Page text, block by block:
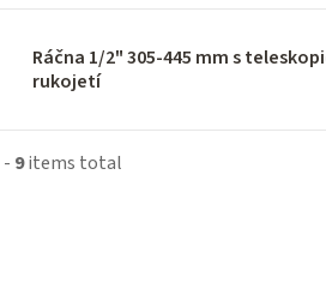
Ráčna 1/2" 305-445 mm s
rukojetí
- 9items total